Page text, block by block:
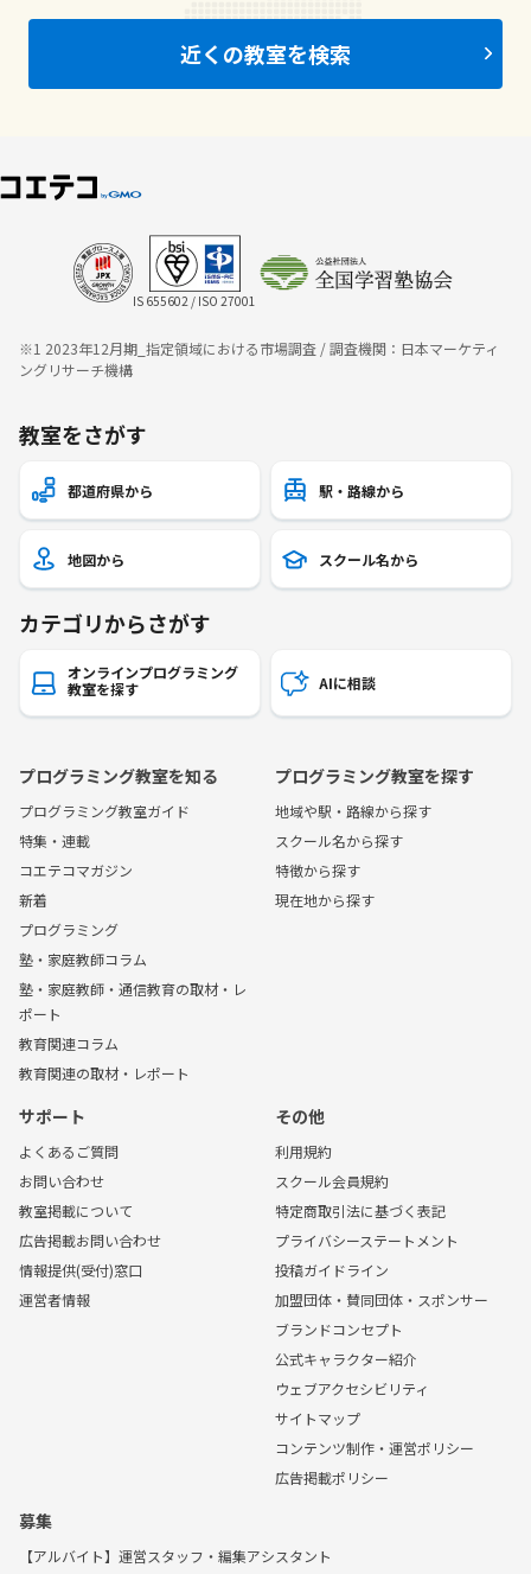
近くの教室を検索
IS 655602 / ISO 27001
※1 2023年12月期_指定領域における市場調査 / 調査機関：日本マーケティ
ングリサーチ機構
教室をさがす
都道府県から 駅・路線から
地図から スクール名から
カテゴリからさがす
オンラインプログラミング
教室を探す
AIに相談
プログラミング教室を知る
プログラミング教室ガイド
特集・連載
コエテコマガジン
新着
プログラミング
塾・家庭教師コラム
塾・家庭教師・通信教育の取材・レ
ポート
教育関連コラム
教育関連の取材・レポート
プログラミング教室を探す
地域や駅・路線から探す
スクール名から探す
特徴から探す
現在地から探す
サポート
よくあるご質問
お問い合わせ
教室掲載について
広告掲載お問い合わせ
情報提供(受付)窓口
運営者情報
その他
利用規約
スクール会員規約
特定商取引法に基づく表記
プライバシーステートメント
投稿ガイドライン
加盟団体・賛同団体・スポンサー
ブランドコンセプト
公式キャラクター紹介
ウェブアクセシビリティ
サイトマップ
コンテンツ制作・運営ポリシー
広告掲載ポリシー
募集
【アルバイト】運営スタッフ・編集アシスタント